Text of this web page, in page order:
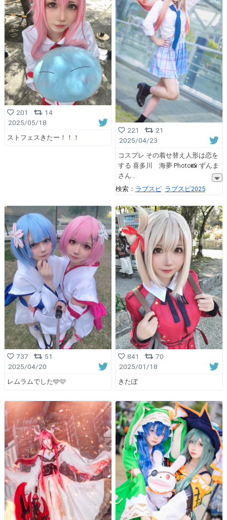
201
14
2025/05/18
ストフェスきたー！！！
221
21
2025/04/23
コスプレ その着せ替え人形は恋を
する 喜多川 海夢 Photo📸 ずんま
さん
検索： ラブスピ ラブスピ2025
737
51
2025/04/20
レムラムでした🩵🩷
841
70
2025/01/18
きたぽ